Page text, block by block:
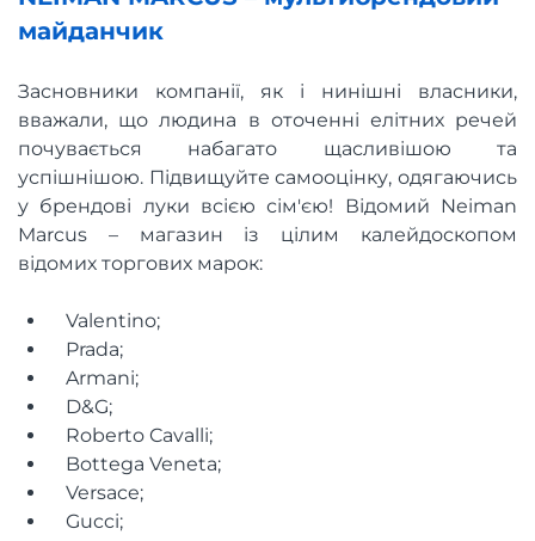
майданчик
Засновники компанії, як і нинішні власники,
вважали, що людина в оточенні елітних речей
почувається набагато щасливішою та
успішнішою. Підвищуйте самооцінку, одягаючись
у брендові луки всією сім'єю! Відомий Neiman
Marcus – магазин із цілим калейдоскопом
відомих торгових марок:
Valentino;
Prada;
Armani;
D&G;
Roberto Cavalli;
Bottega Veneta;
Versace;
Gucci;